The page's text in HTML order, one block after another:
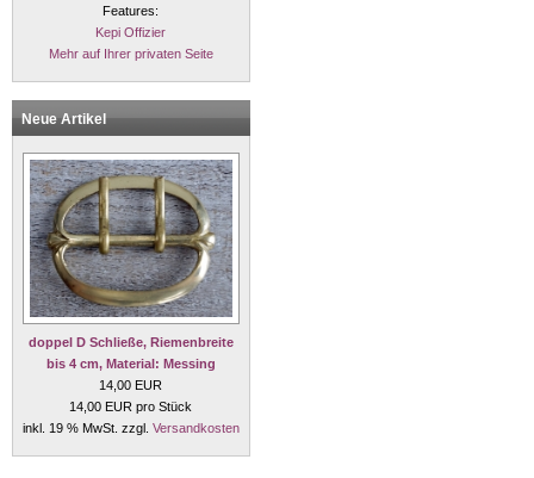
Features:
Kepi Offizier
Mehr auf Ihrer privaten Seite
Neue Artikel
doppel D Schließe, Riemenbreite
bis 4 cm, Material: Messing
14,00 EUR
14,00 EUR pro Stück
inkl. 19 % MwSt. zzgl. Versandkosten